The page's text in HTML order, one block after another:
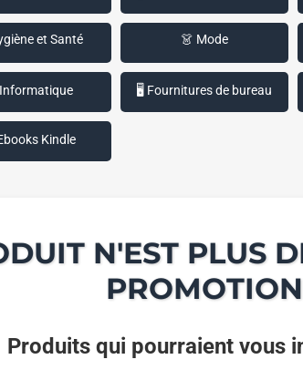
et Santé 👗 Mode
🖥️ Fournitures de bureau
Kindle
N'EST PLUS
PROMOTION
Produits qui pourraient vous